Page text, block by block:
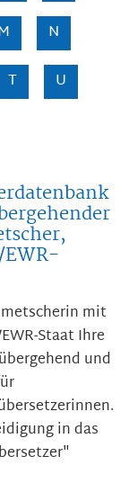
N
T
U
mit
Staat Ihre
und
in das